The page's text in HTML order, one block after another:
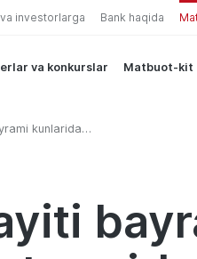
investorlarga Bank haqida
va konkurslar Matbuot-kit
kunlarida